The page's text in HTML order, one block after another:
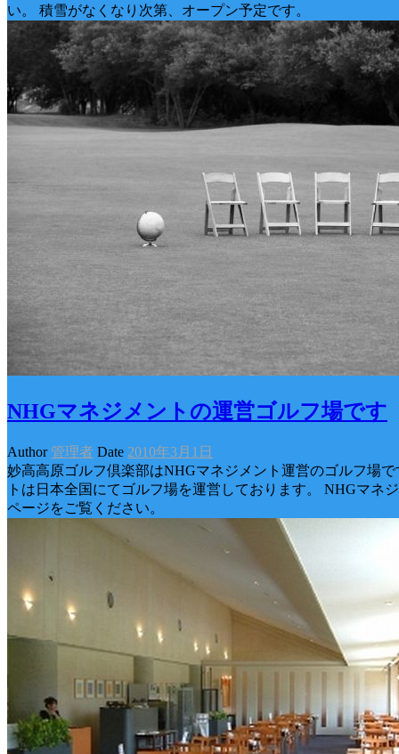
い。 積雪がなくなり次第、オープン予定です。
NHGマネジメントの運営ゴルフ場です
Author 管理者 Date 2010年3月1日
妙高高原ゴルフ倶楽部はNHGマネジメント運営のゴルフ場
トは日本全国にてゴルフ場を運営しております。 NHGマネ
ページをご覧ください。